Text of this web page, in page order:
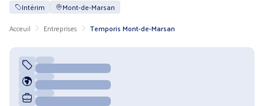
Intérim
Mont-de-Marsan
Acceuil
Entreprises Temporis Mont-de-Marsan